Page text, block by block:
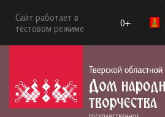
Сайт работает в
тестовом режиме
0+